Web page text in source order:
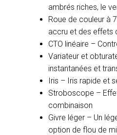
ambrés riches, le
Roue de couleur à
accru et des effets
CTO linéaire –
Variateur et
instantanées et
Iris – Iris rapide et
Stroboscope –
combinaison
Givre léger – Un
option de flou de